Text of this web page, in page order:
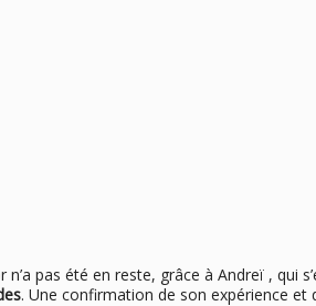
pas été en reste, grâce à Andreï , qui
. Une confirmation de son expérience et